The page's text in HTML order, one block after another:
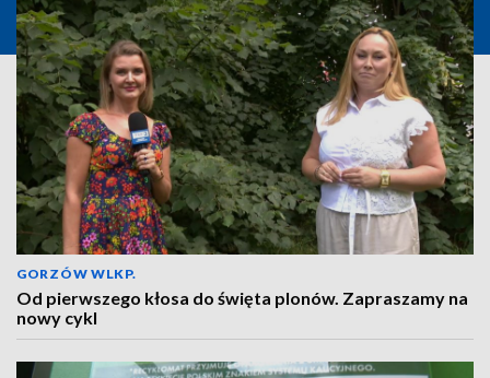
GORZÓW WLKP.
Od pierwszego kłosa do święta plonów. Zapraszamy na
nowy cykl